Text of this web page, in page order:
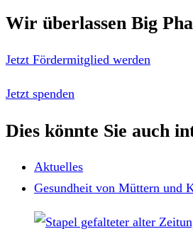
Wir überlassen Big
Jetzt Fördermitglied werden
Jetzt spenden
Dies könnte Sie auch
Aktuelles
Gesundheit von Müttern und